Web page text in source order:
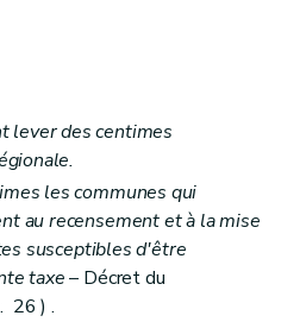
lever des centimes
les communes qui
au recensement et à la mise
susceptibles d'être
taxe– Décret du
26 ) .